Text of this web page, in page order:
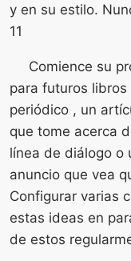
y en su estilo.
11
Comience su
para futuros
periódico , un
que tome acerca
línea de diálogo o
anuncio que vea
Configurar varias
estas ideas en
de estos